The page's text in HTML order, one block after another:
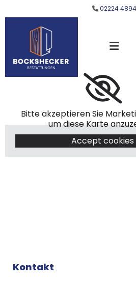
 02224 4894
Bitte akzeptieren Sie
um diese Karte
Accept cookies
Kontakt